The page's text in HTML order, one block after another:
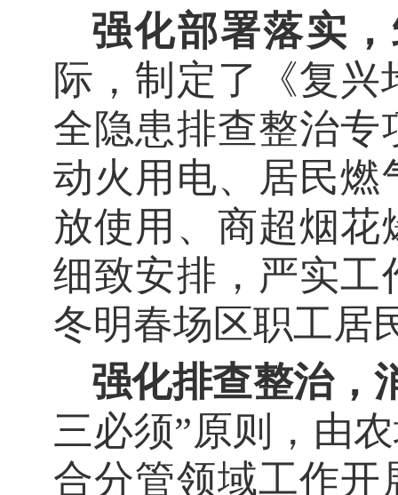
强化部署落实
际，制定了《复
全隐患排查整治
动火用电、居民燃
放使用、商超烟
细致安排，严实工
冬明春场区职工居
强化排查整治，
三必须”原则，由
合分管领域工作